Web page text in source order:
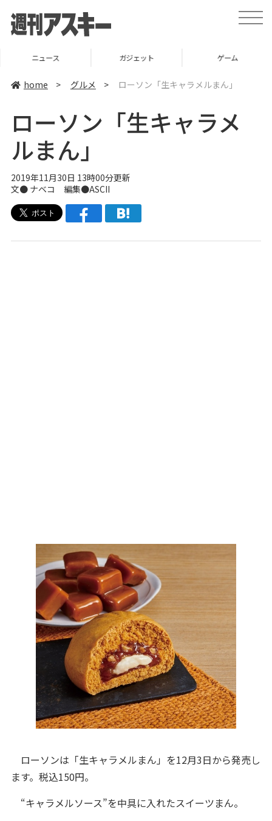
t
o
ニュース ガジェット ゲーム
home > グルメ > ローソン「生キャラメルまん」
ローソン「生キャラメ
ルまん」
2019年11月30日 13時00分更新
文● ナベコ 編集●ASCII
ローソンは「生キャラメルまん」を12月3日から発売し
ます。税込150円。
“キャラメルソース”を中具に入れたスイーツまん。